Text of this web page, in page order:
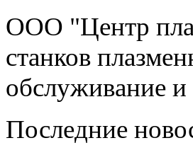
ООО "Центр
станков
обслуживание
Последние